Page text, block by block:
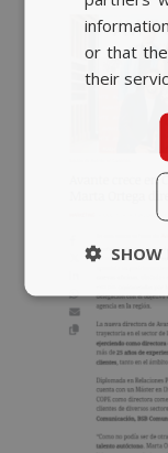
or that
their
SHOW